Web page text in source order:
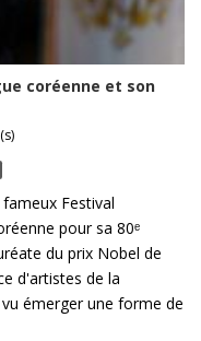
coréenne et son
Festival
pour sa 80ᵉ
du prix Nobel de
d'artistes de la
émerger une forme de